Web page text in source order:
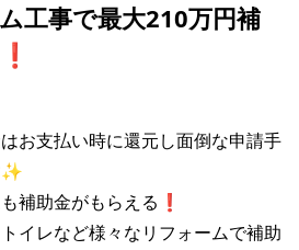
工事で最大210万円補
お支払い時に還元し面倒な申請手
補助金がもらえる❗
イレなど様々なリフォームで補助